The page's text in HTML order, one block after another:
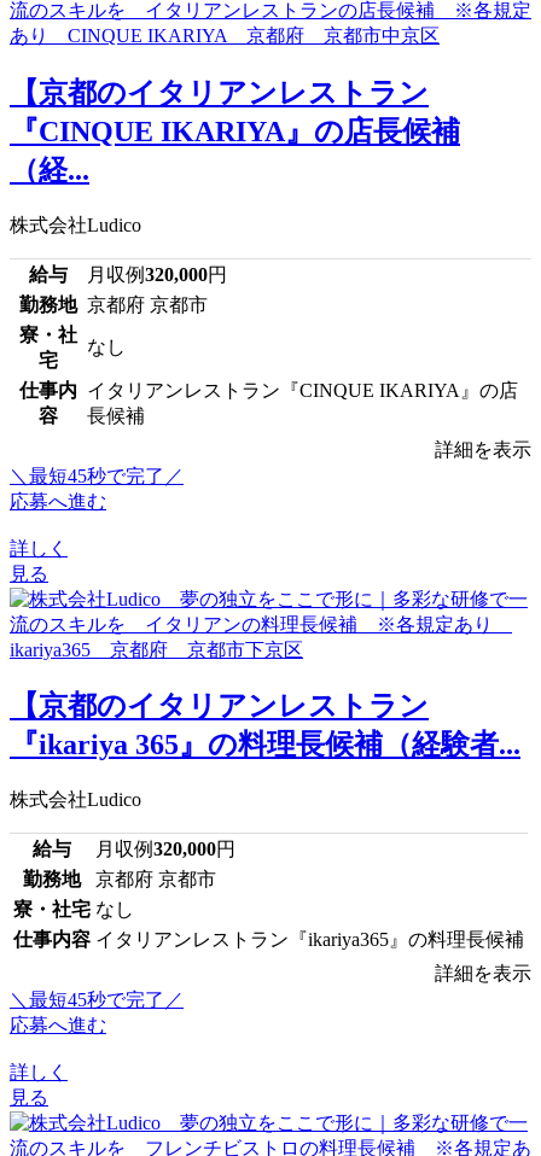
【京都のイタリアンレストラン
『CINQUE IKARIYA』の店長候補
（経...
株式会社Ludico
給与 月収例320,000円
勤務地 京都府 京都市
寮・社
宅
なし
仕事内
容
イタリアンレストラン『CINQUE IKARIYA』の店
長候補
詳細を表示
＼最短45秒で完了／
応募へ進む
詳しく
見る
【京都のイタリアンレストラン
『ikariya 365』の料理長候補（経験者...
株式会社Ludico
給与 月収例320,000円
勤務地
京都府 京都市
寮・社宅 なし
仕事内容 イタリアンレストラン『ikariya365』の料理長候補
詳細を表示
＼最短45秒で完了／
応募へ進む
詳しく
見る